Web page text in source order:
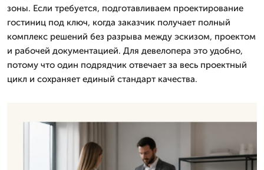
зоны. Если требуется, подготавливаем проектирование
гостиниц под ключ, когда заказчик получает полный
комплекс решений без разрыва между эскизом, проектом
и рабочей документацией. Для девелопера это удобно,
потому что один подрядчик отвечает за весь проектный
цикл и сохраняет единый стандарт качества.